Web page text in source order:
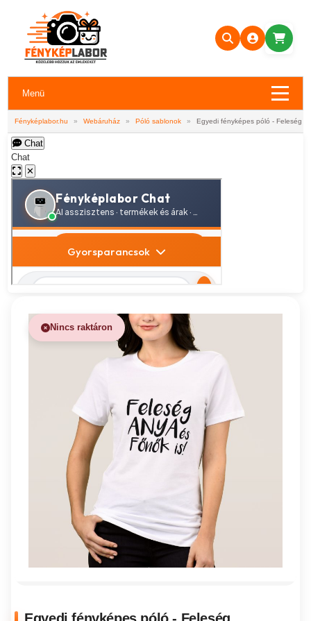
Menü
Fényképlabor.hu » Webáruház » Póló sablonok » Egyedi fényképes póló - Feleség
Chat
Chat
✕
Nincs raktáron
Egyedi fényképes póló - Feleség